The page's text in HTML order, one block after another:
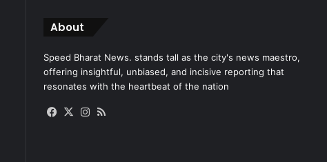
About
Speed Bharat News. stands tall as the city's news maestro,
offering insightful, unbiased, and incisive reporting that
resonates with the heartbeat of the nation
Facebook
X Instagram